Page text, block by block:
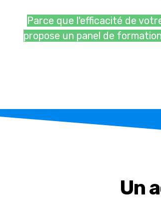
Parce que l'efficacité de
propose un panel de
Un